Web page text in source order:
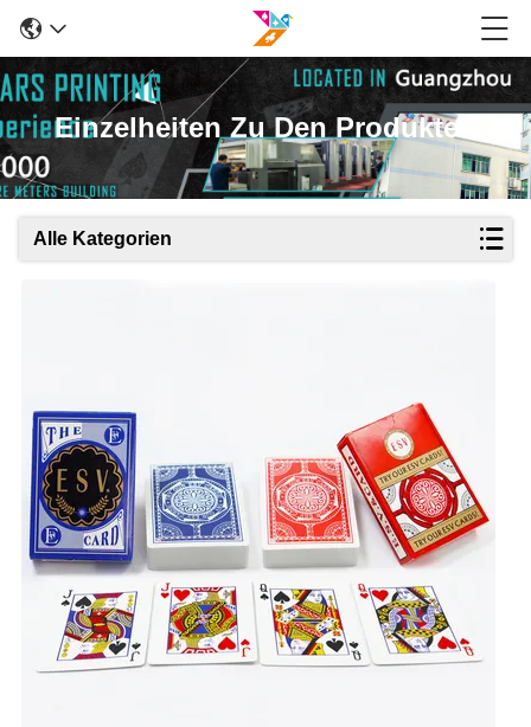
Einzelheiten Zu Den Produkten
Alle Kategorien